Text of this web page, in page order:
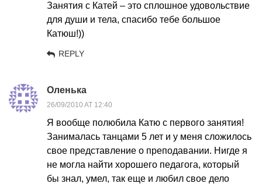
Занятия с Катей – это сплошное удовольствие
для души и тела, спасибо тебе большое
Катюш!))
REPLY
Оленька
26/09/2010 AT 12:40
Я вообще полюбила Катю с первого занятия!
Занималась танцами 5 лет и у меня сложилось
свое представление о преподавании. Нигде я
не могла найти хорошего педагога, который
бы знал, умел, так еще и любил свое дело